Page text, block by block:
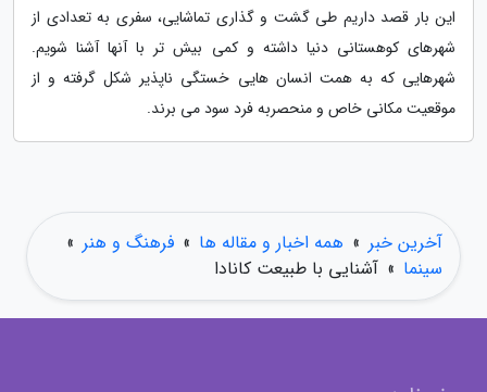
این بار قصد داریم طی گشت و گذاری تماشایی، سفری به تعدادی از
شهرهای کوهستانی دنیا داشته و کمی بیش تر با آنها آشنا شویم.
شهرهایی که به همت انسان هایی خستگی ناپذیر شکل گرفته و از
موقعیت مکانی خاص و منحصربه فرد سود می برند.
آخرین خبر » همه اخبار و مقاله ها » فرهنگ و هنر »
سینما » آشنایی با طبیعت کانادا